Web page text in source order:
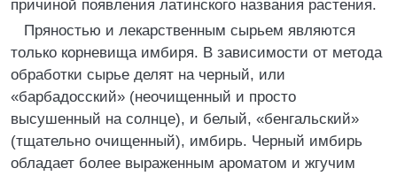
причиной появления латинского названия растения.
Пряностью и лекарственным сырьем являются
только корневища имбиря. В зависимости от метода
обработки сырье делят на черный, или
«барбадосский» (неочищенный и просто
высушенный на солнце), и белый, «бенгальский»
(тщательно очищенный), имбирь. Черный имбирь
обладает более выраженным ароматом и жгучим